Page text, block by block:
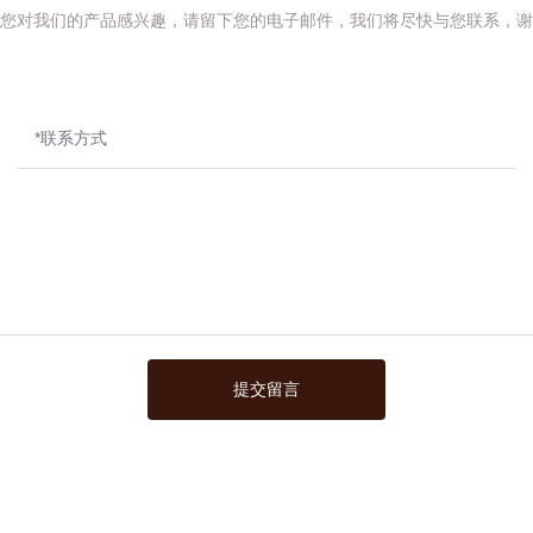
对我们的产品感兴趣，请留下您的电子邮件，我们将尽快与您联系，
提交留言